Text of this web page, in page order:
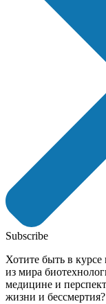
Subscribe
Хотите быть в курсе
из мира
медицине и
жизни и бессмертия?